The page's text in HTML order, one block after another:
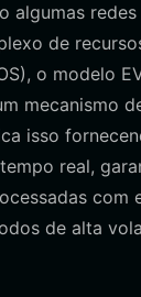
algumas
de
o modelo
mecanismo
isso
real,
com
de alta